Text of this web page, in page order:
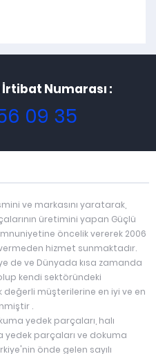
İrtibat Numarası :
09 35
ve markasını yaratarak,
üretimini yapan Güçlü
öncelik vererek 2006
hizmet sunmaktadır.
de ve Dünyada kısa zamanda
kendi sektöründeki
müşterilerine en iyi ve en
.
yedek parçaları, halı
yedek parçaları ve dokuma
önde gelen sayılı